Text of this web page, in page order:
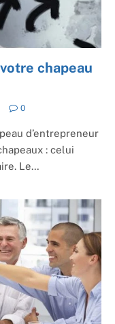
chapeau
0
d’entrepreneur
: celui
Le…